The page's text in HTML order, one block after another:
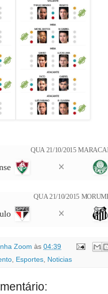
QUA 21/10/2015
QUA 21/10/2015
Zoom às 04:39
, Esportes, Noticias